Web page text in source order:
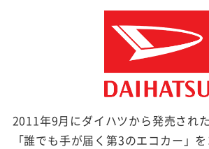
2011年9月にダイハツから発売され
「誰でも手が届く第3のエコカー」